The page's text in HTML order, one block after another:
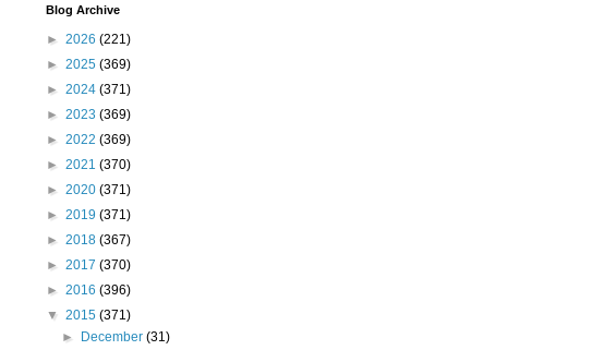
Blog Archive
► 2026 (221)
► 2025 (369)
► 2024 (371)
► 2023 (369)
► 2022 (369)
► 2021 (370)
► 2020 (371)
► 2019 (371)
► 2018 (367)
► 2017 (370)
► 2016 (396)
▼ 2015 (371)
►
December(31)